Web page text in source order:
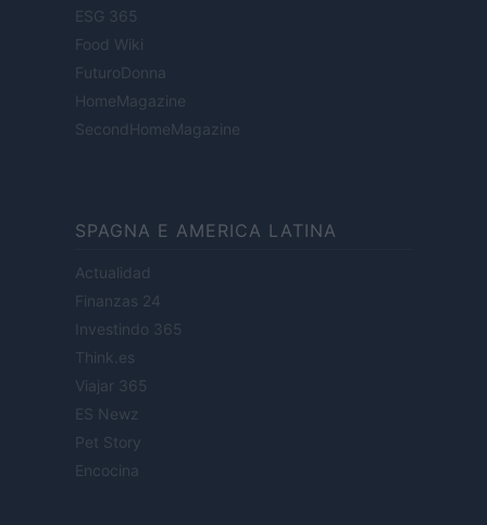
ESG 365
Food Wiki
FuturoDonna
HomeMagazine
SecondHomeMagazine
SPAGNA E AMERICA LATINA
Actualidad
Finanzas 24
Investindo 365
Think.es
Viajar 365
ES Newz
Pet Story
Encocina